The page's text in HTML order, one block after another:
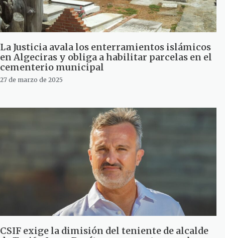
La Justicia avala los enterramientos islámicos
en Algeciras y obliga a habilitar parcelas en el
cementerio municipal
27 de marzo de 2025
CSIF exige la dimisión del teniente de alcalde